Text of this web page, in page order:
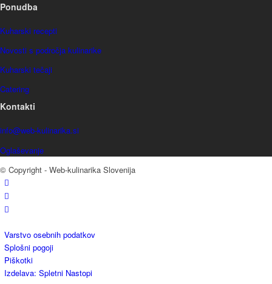
Ponudba
Kuharski recepti
Novosti s področja kulinarike
Kuharski tečaji
Catering
Kontakti
info@web-kulinarika.si
Oglaševanje
© Copyright - Web-kulinarika Slovenija
Varstvo osebnih podatkov
Splošni pogoji
Piškotki
Izdelava: Spletni Nastopi